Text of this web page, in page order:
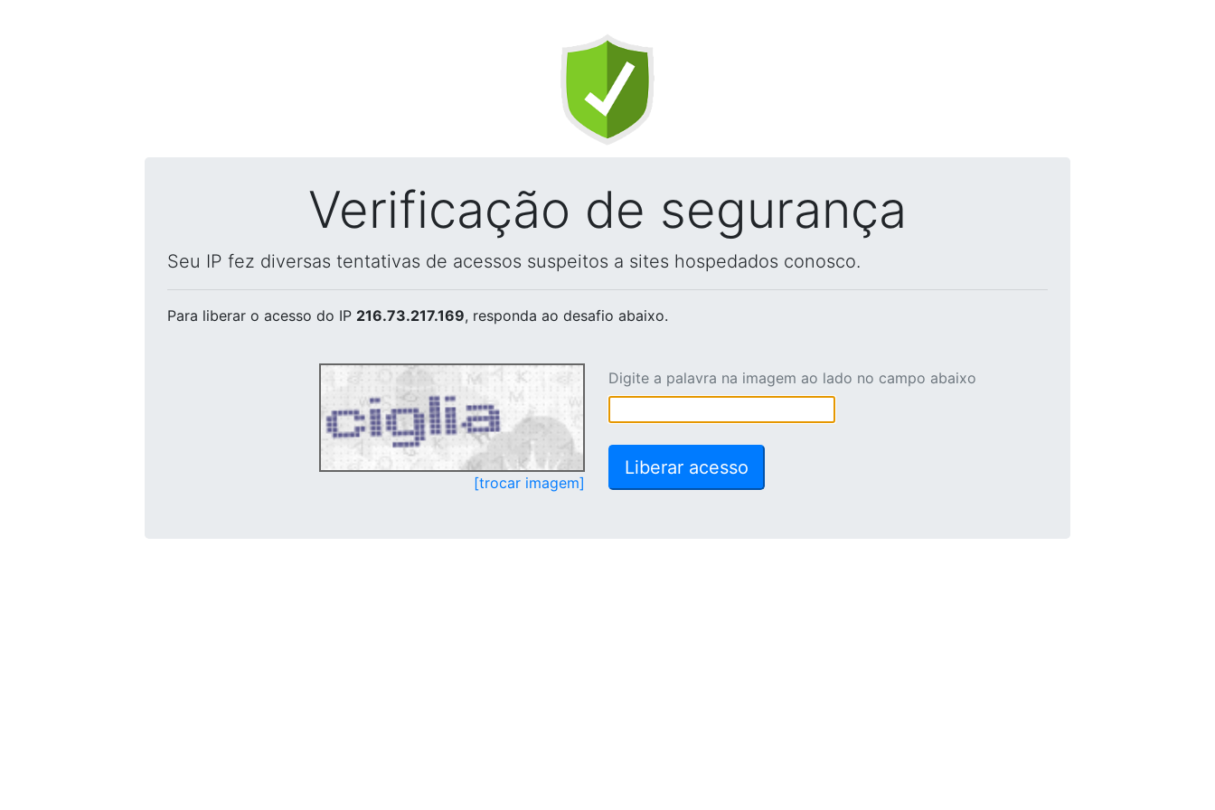
Verificação de segurança
Seu IP fez diversas tentativas de acessos suspeitos a sites hospedados conosco.
Para liberar o acesso do IP 216.73.217.169, responda ao desafio abaixo.
[trocar imagem]
Digite a palavra na imagem ao lado no campo abaixo